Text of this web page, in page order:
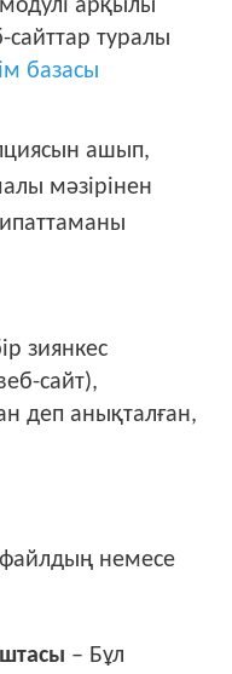
арқылы
сайттар туралы
базасы
ашып,
мәзірінен
зиянкес
сайт),
деп анықталған,
немесе
– Бұл